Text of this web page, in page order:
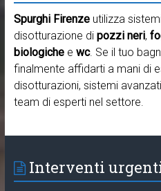
Spurghi Firenzeutilizza
disotturazione di pozzi neri,
biologichee wc. Se il tuo
finalmente affidarti a mani di
disotturazioni, sistemi
team di esperti nel settore.
Interventi